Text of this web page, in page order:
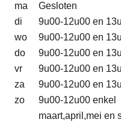
ma
Gesloten
di
9u00-12u00 en
wo
9u00-12u00 en
do
9u00-12u00 en
vr
9u00-12u00 en
za
9u00-12u00 en
zo
9u00-12u00 enkel
maart,april,mei en